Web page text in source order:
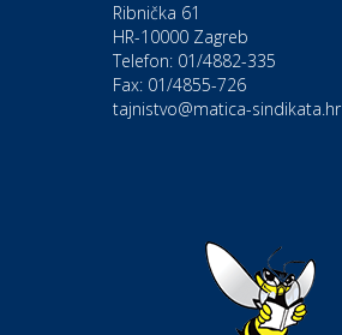
Gastro
Hotel Bunčić Vrbovec
Izletište i vinotočje VINIA
Ribnička 61
HR-10000 Zagreb
Telefon: 01/4882-335
Fax: 01/4855-726
tajnistvo@matica-sindikata.hr